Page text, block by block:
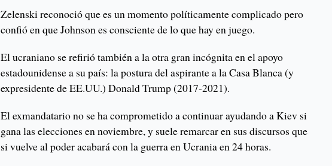
Zelenski reconoció que es un momento políticamente complicado pero
confió en que Johnson es consciente de lo que hay en juego.
El ucraniano se refirió también a la otra gran incógnita en el apoyo
estadounidense a su país: la postura del aspirante a la Casa Blanca (y
expresidente de EE.UU.) Donald Trump (2017-2021).
El exmandatario no se ha comprometido a continuar ayudando a Kiev si
gana las elecciones en noviembre, y suele remarcar en sus discursos que
si vuelve al poder acabará con la guerra en Ucrania en 24 horas.